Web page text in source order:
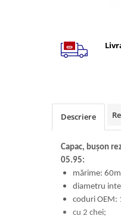
Scania R S G P Next
Scania RPG
Volvo FH 2 Euro 4
Volvo FH 3 Euro 5
Volvo FH 4 Euro 6
Descriere
Capac, bușon
05.95:
mărime:
diametru
coduri
cu 2 chei;